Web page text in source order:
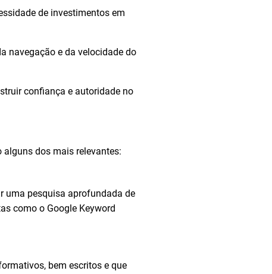
de investimentos em
navegação e da velocidade do
confiança e autoridade no
dos mais relevantes:
uma pesquisa aprofundada de
como o Google Keyword
bem escritos e que